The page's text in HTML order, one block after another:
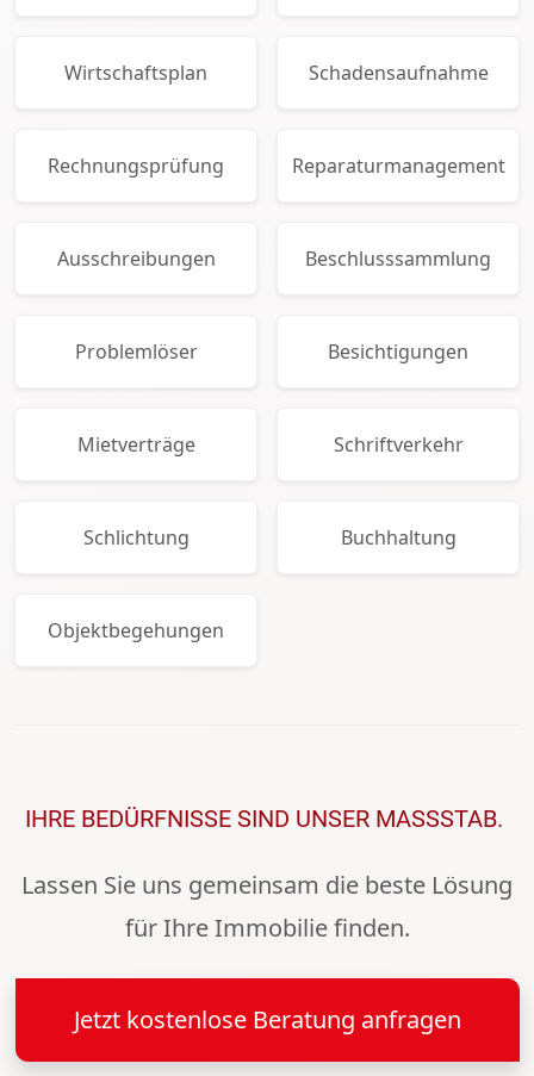
Wirtschaftsplan Schadensaufnahme
Rechnungsprüfung Reparaturmanagement
Ausschreibungen Beschlusssammlung
Problemlöser Besichtigungen
Mietverträge Schriftverkehr
Schlichtung Buchhaltung
Objektbegehungen
IHRE BEDÜRFNISSE SIND UNSER MASSSTAB.
Lassen Sie uns gemeinsam die beste Lösung
für Ihre Immobilie finden.
Jetzt kostenlose Beratung anfragen